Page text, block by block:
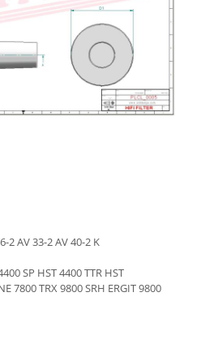
frana
2 AV 33-2 AV 40-2 K
SP HST 4400 TTR HST
7800 TRX 9800 SRH ERGIT 9800